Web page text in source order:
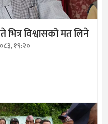
भित्र विश्वासको मत लिने
१९:२०